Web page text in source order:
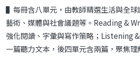
▌每冊含八單元，由教師精選生活與全球
藝術、媒體與社會議題等。Reading &
強化閱讀、字彙與寫作策略；Listening
一篇聽力文本，後四單元含兩篇，聚焦理